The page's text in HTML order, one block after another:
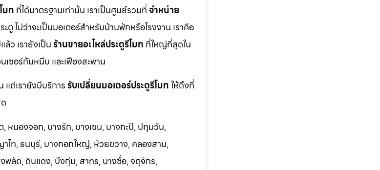
มท ที่ได้มาตรฐานเท่านั้น เราเป็นศูนย์รวมที่จำหน่าย
ไม่ว่าจะเป็นมอเตอร์สำหรับบ้านพักหรือโรงงาน เราคือ
ว เรายังเป็นร้านขายอะไหล่ประตูรีโมท ที่ใหญ่ที่สุดใน
เซอร์กันหนีบ และเฟืองสะพาน
แต่เรายังมีบริการรับเปลี่ยนมอเตอร์ประตูรีโมทให้ถึงที่
, หนองจอก, บางรัก, บางเขน, บางกะปิ, ปทุมวัน,
ไท, ธนบุรี, บางกอกใหญ่, ห้วยขวาง, คลองสาน,
ลัด, ดินแดง, บึงกุ่ม, สาทร, บางซื่อ, จตุจักร,